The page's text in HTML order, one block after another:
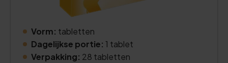
Vorm: tabletten
Dagelijkse portie: 1 tablet
Verpakking: 28 tabletten